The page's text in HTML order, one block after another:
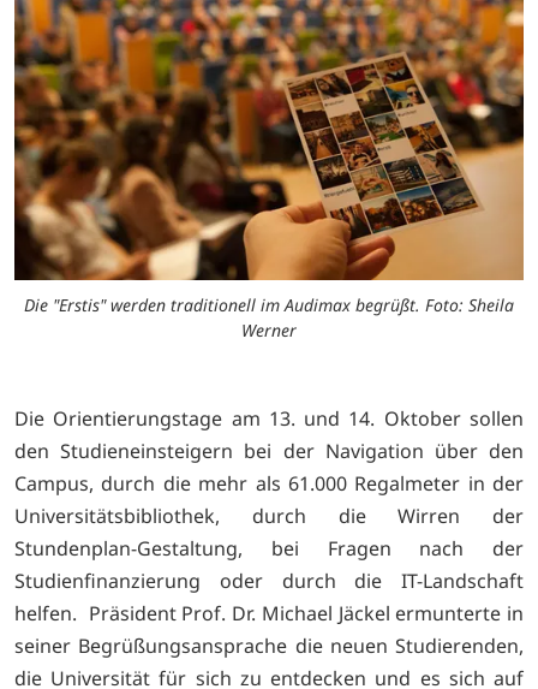
Die "Erstis" werden traditionell im Audimax begrüßt. Foto: Sheila
Werner
Die Orientierungstage am 13. und 14. Oktober sollen
den Studieneinsteigern bei der Navigation über den
Campus, durch die mehr als 61.000 Regalmeter in der
Universitätsbibliothek, durch die Wirren der
Stundenplan-Gestaltung, bei Fragen nach der
Studienfinanzierung oder durch die IT-Landschaft
helfen. Präsident Prof. Dr. Michael Jäckel ermunterte in
seiner Begrüßungsansprache die neuen Studierenden,
die Universität für sich zu entdecken und es sich auf